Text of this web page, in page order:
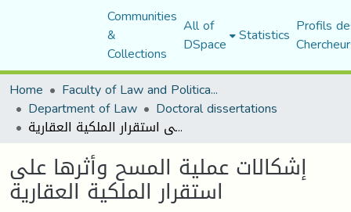
Communities
&
Collections
All of
DSpace Statistics Profils
Home
Faculty of Law and Political Science
Department of Law Doctoral dissertations
إشكالات عملية المسح وأثرها على استقرار الملكية العقارية
إشكالات عملية المسح وأثرها على
استقرار الملكية العقارية